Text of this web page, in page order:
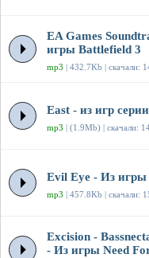
EA Games
игры Battlefield 3
mp3 | 432.7Kb | скачали:
East - из игр
mp3 | (1.9Mb) | скачали:
Evil Eye - Из игры
mp3 | 457.8Kb | скачали:
Excision -
- Из игры Need